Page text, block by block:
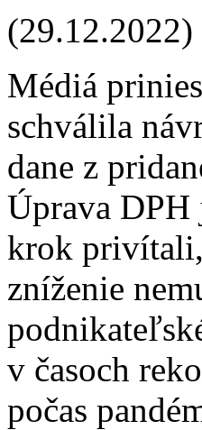
(29.12.2022)
Médiá
schválila
dane z
Úprava DPH
krok
zníženie
v časoch
počas